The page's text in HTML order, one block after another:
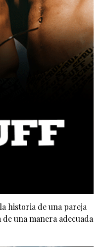
historia de una pareja
una manera adecuada